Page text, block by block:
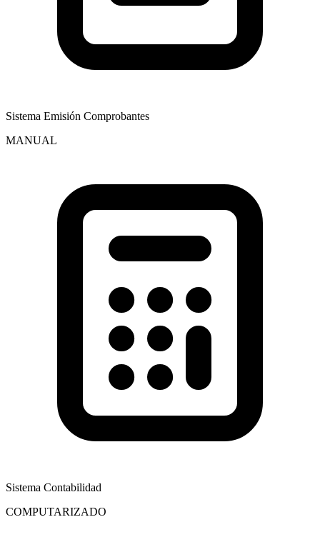
Sistema Emisión Comprobantes
MANUAL
Sistema Contabilidad
COMPUTARIZADO